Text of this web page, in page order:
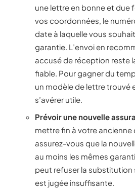
une lettre en bonne et due
vos coordonnées, le
date à laquelle vous
garantie. L’envoi en
accusé de réception reste
fiable. Pour gagner du
un modèle de lettre trouvé
s’avérer utile.
Prévoir une nouvelle
mettre fin à votre ancienne
assurez-vous que la
au moins les mêmes
peut refuser la substitution
est jugée insuffisante.